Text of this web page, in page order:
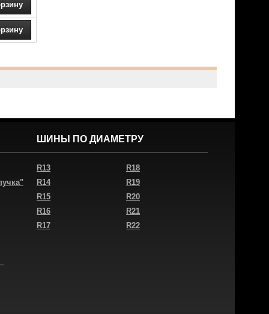
ШИНЫ ПО ДИАМЕТРУ
R13
R14
R15
R16
R17
R18
R19
R20
R21
R22